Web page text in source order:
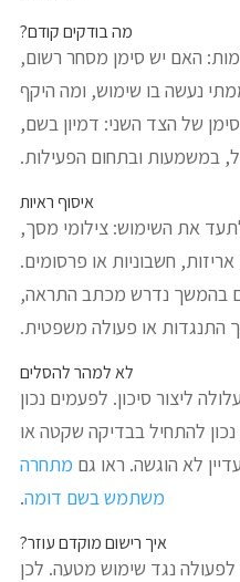
מה בודקים קודם?
האם יש סימן מסחר רשום,
נעשה בו שימוש, ומה היקף
של הצד השני: דמיון בשם,
במשמעות ובתחום הפעילות.
איסוף ראיות
את השימוש: צילומי מסך,
חשבוניות או פרסומים.
בהמשך נדרש מכתב התראה,
התנגדות או פעולה משפטית.
לא למהר להסלים
ליצור סיכון. לפעמים נכון
להתחיל בבדיקה שקטה או
לא הוגשה. ראו גם מתחרה
משתמש בשם דומה.
איך רישום מוקדם עוזר?
לפעולה נגד שימוש מטעה. לכן